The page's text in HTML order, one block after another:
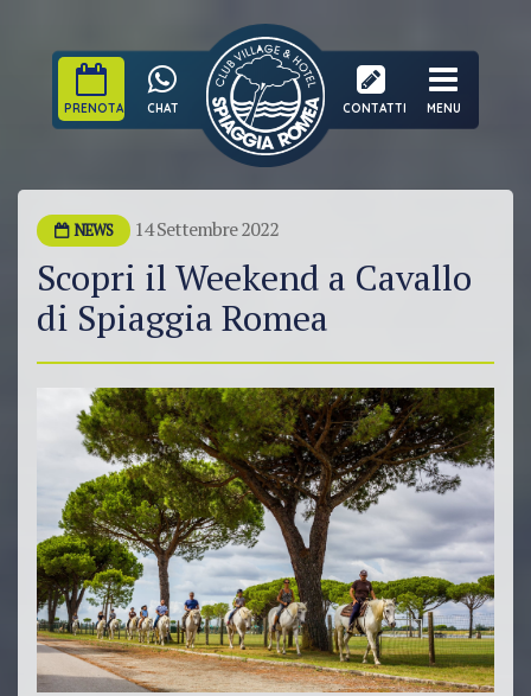
PRENOTA CHAT CONTATTI MENU
NEWS 14 Settembre 2022
Scopri il Weekend a Cavallo
di Spiaggia Romea